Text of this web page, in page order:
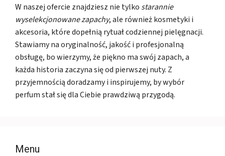
W naszej ofercie znajdziesz nie tylko starannie
wyselekcjonowane zapachy, ale również kosmetyki i
akcesoria, które dopełnią rytuał codziennej pielęgnacji.
Stawiamy na oryginalność, jakość i profesjonalną
obsługę, bo wierzymy, że piękno ma swój zapach, a
każda historia zaczyna się od pierwszej nuty. Z
przyjemnością doradzamy i inspirujemy, by wybór
perfum stał się dla Ciebie prawdziwą przygodą.
Menu